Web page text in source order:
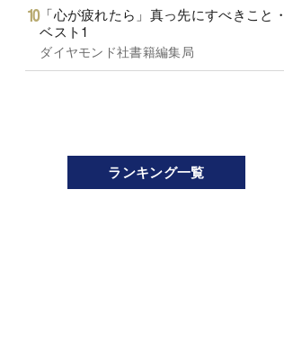
「心が疲れたら」真っ先にすべきこと・
ベスト1
ダイヤモンド社書籍編集局
ランキング一覧